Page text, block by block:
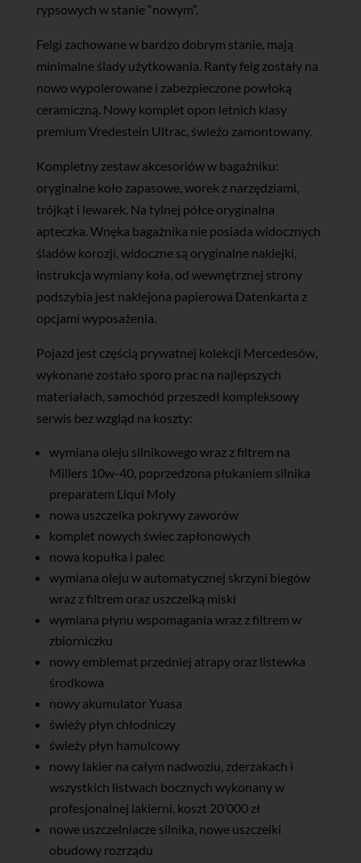
rypsowych w stanie “nowym”.
Felgi zachowane w bardzo dobrym stanie, mają
minimalne ślady użytkowania. Ranty felg zostały na
nowo wypolerowane i zabezpieczone powłoką
ceramiczną. Nowy komplet opon letnich klasy
premium Vredestein Ultrac, świeżo zamontowany.
Kompletny zestaw akcesoriów w bagażniku:
oryginalne koło zapasowe, worek z narzędziami,
trójkąt i lewarek. Na tylnej półce oryginalna
apteczka. Wnęka bagażnika nie posiada widocznych
śladów korozji, widoczne są oryginalne naklejki,
instrukcja wymiany koła, od wewnętrznej strony
podszybia jest naklejona papierowa Datenkarta z
opcjami wyposażenia.
Pojazd jest częścią prywatnej kolekcji Mercedesów,
wykonane zostało sporo prac na najlepszych
materiałach, samochód przeszedł kompleksowy
serwis bez wzgląd na koszty:
wymiana oleju silnikowego wraz z filtrem na
Millers 10w-40, poprzedzona płukaniem silnika
preparatem Liqui Moly
nowa uszczelka pokrywy zaworów
komplet nowych świec zapłonowych
nowa kopułka i palec
wymiana oleju w automatycznej skrzyni biegów
wraz z filtrem oraz uszczelką miski
wymiana płynu wspomagania wraz z filtrem w
zbiorniczku
nowy emblemat przedniej atrapy oraz listewka
środkowa
nowy akumulator Yuasa
świeży płyn chłodniczy
świeży płyn hamulcowy
nowy lakier na całym nadwoziu, zderzakach i
wszystkich listwach bocznych wykonany w
profesjonalnej lakierni, koszt 20’000 zł
nowe uszczelniacze silnika, nowe uszczelki
obudowy rozrządu